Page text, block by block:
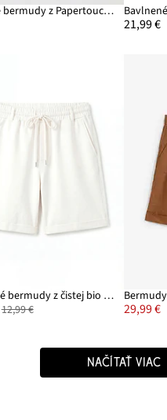
Bavlnené bermudy z Papertouch, z bavlneného mixu
21,99 €
Teplákové bermudy z čistej bio bavlny
12,99 € 29,99 €
NAČÍTAŤ VIAC